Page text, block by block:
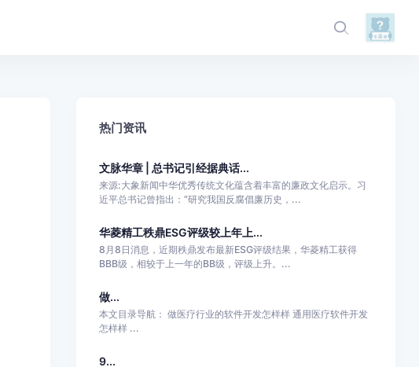
热门资讯
文脉华章 | 总书记引经据典话...
来源:大象新闻中华优秀传统文化蕴含着丰富的廉政文化启示。习
近平总书记曾指出：“研究我国反腐倡廉历史，...
华菱精工秩鼎ESG评级较上年上...
8月8日消息，近期秩鼎发布最新ESG评级结果，华菱精工获得
BBB级，相较于上一年的BB级，评级上升。...
做...
本文目录导航： 做医疗行业的软件开发怎样样 通用医疗软件开发
怎样样 ...
9...